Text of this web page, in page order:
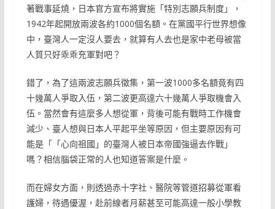
著戰事延燒，日本官方宣布將實施「特別志願兵制度」，
1942年起開放兩波各約1000個名額。在黨國平行世界想像
中，臺灣人一定沒人要去，就算有人去也是家中老母被當
人質只好乖乖充軍對吧？
錯了，為了這兩波志願兵徵集，第一波1000多名額竟有四
十幾萬人爭取入伍，第二波更高達六十幾萬人爭取機會入
伍。當然會有這麼多人想從軍，背後可能有戰時工作機會
減少、臺人想與日本人平起平坐等原因，但主要原因有可
能是「「心向祖國」的臺灣人被日本帝國強逼去作戰」
嗎？相信腦袋正常的人也知道答案是什麼。
而在婦女方面，則透過赤十字社、醫院等管道招募從軍看
護婦，待遇優渥，赴前線者月薪甚至可能高達一般小學教